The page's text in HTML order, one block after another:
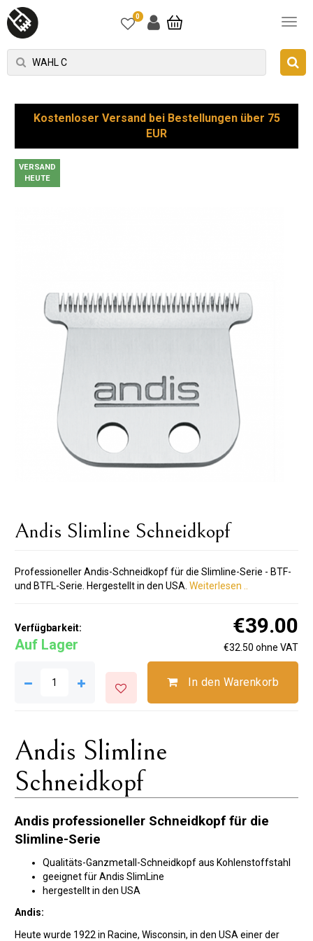
0
Kostenloser Versand bei Bestellungen über 75
EUR
VERSAND
HEUTE
Andis Slimline Schneidkopf
Professioneller Andis-Schneidkopf für die Slimline-Serie - BTF-
und BTFL-Serie. Hergestellt in den USA. Weiterlesen ..
Verfügbarkeit:
Auf Lager
€39.00
€32.50 ohne VAT
In den Warenkorb
Andis Slimline
Schneidkopf
Andis professioneller Schneidkopf für die
Slimline-Serie
Qualitäts-Ganzmetall-Schneidkopf aus Kohlenstoffstahl
geeignet für Andis SlimLine
hergestellt in den USA
Andis:
Heute wurde 1922 in Racine, Wisconsin, in den USA einer der